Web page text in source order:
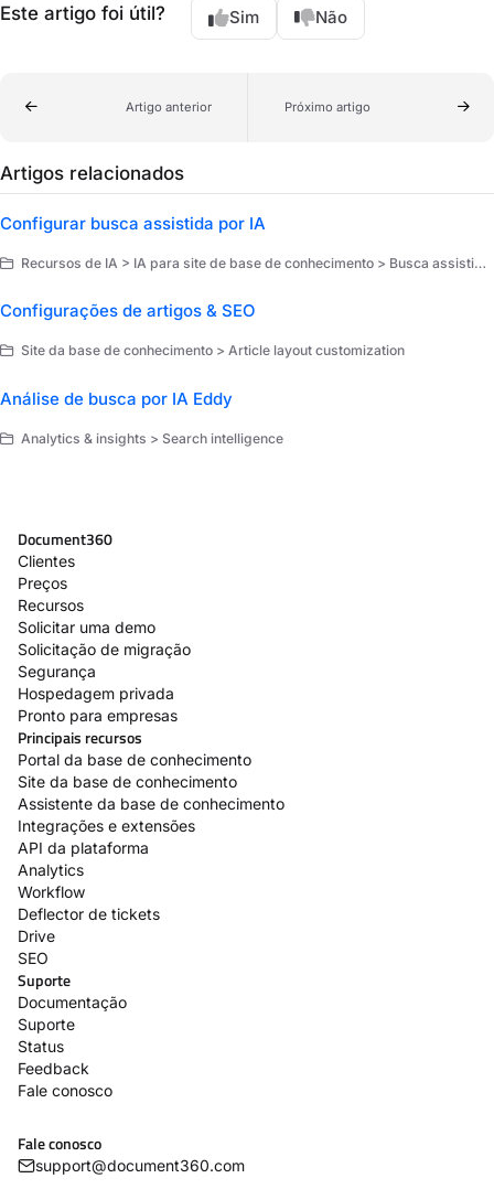
Este artigo foi útil? Sim Não
Artigo anterior Próximo artigo
Artigos relacionados
Configurar busca assistida por IA
Recursos de IA > IA para site de base de conhecimento > Busca assistida por IA
Configurações de artigos & SEO
Site da base de conhecimento > Article layout customization
Análise de busca por IA Eddy
Analytics & insights > Search intelligence
Document360
Clientes
Preços
Recursos
Solicitar uma demo
Solicitação de migração
Segurança
Hospedagem privada
Pronto para empresas
Principais recursos
Portal da base de conhecimento
Site da base de conhecimento
Assistente da base de conhecimento
Integrações e extensões
API da plataforma
Analytics
Workflow
Deflector de tickets
Drive
SEO
Suporte
Documentação
Suporte
Status
Feedback
Fale conosco
Fale conosco
support@document360.com